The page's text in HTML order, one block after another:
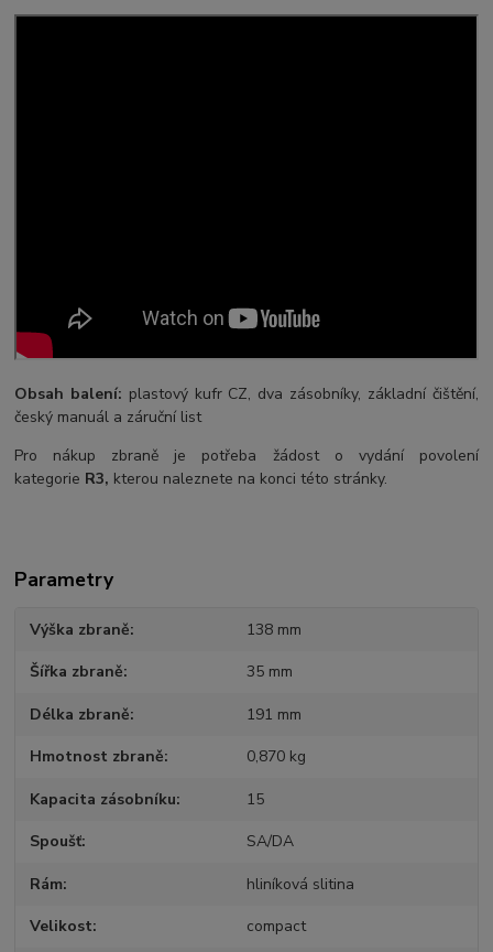
Obsah balení: plastový kufr CZ, dva zásobníky, základní čištění,
český manuál a záruční list
Pro nákup zbraně je potřeba žádost o vydání povolení
kategorie R3, kterou naleznete na konci této stránky.
Parametry
Výška zbraně 138 mm
Šířka zbraně 35 mm
Délka zbraně 191 mm
Hmotnost zbraně 0,870 kg
Kapacita zásobníku 15
Spoušť SA/DA
Rám hliníková slitina
Velikost compact